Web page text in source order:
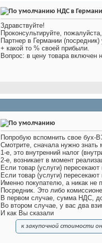
НДС в
Здравствуйте!
Проконсультируйте,
Партнер в Германии
+ какой то % своей прибыли.
Вопрос: в цену товара включен
Попробую вспомнить свое
Смотрите, сначала нужно
1-е, это внутренний налог
2-е, возникает в момент
Если товар (услуги)
Если товар (услуги)
Именно покупателю, а никак не
Посредник. Это либо
В первом случае, сумма НДС,
Во втором случае, у вас два
И как Вы сказали
к закупочной стоимости